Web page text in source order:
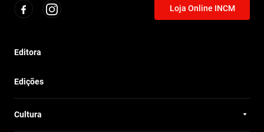
Loja Online INCM
Editora
Edições
Cultura